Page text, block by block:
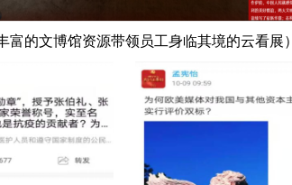
富的文博馆资源带领员工身临其境的云看展）